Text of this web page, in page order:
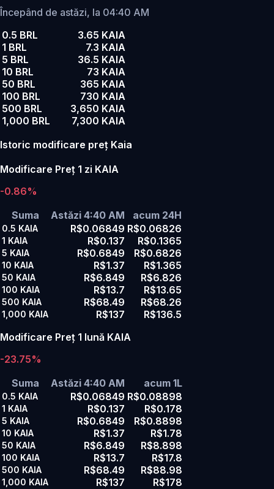
Începând de astăzi, la 04:40 AM
0.5 BRL
3.65 KAIA
1 BRL
7.3 KAIA
5 BRL
36.5 KAIA
10 BRL
73 KAIA
50 BRL
365 KAIA
100 BRL
730 KAIA
500 BRL
3,650 KAIA
1,000 BRL
7,300 KAIA
Istoric modificare preț Kaia
Modificare Preț 1 zi KAIA
-0.86%
Suma
Astăzi 4:40 AM acum 24H
0.5 KAIA R$0.06849 R$0.06826
1 KAIA R$0.137 R$0.1365
5 KAIA R$0.6849 R$0.6826
10 KAIA R$1.37 R$1.365
50 KAIA R$6.849 R$6.826
100 KAIA R$13.7 R$13.65
500 KAIA R$68.49 R$68.26
1,000 KAIA R$137
R$136.5
Modificare Preț 1 lună KAIA
-23.75%
Suma
Astăzi 4:40 AM acum 1L
0.5 KAIA R$0.06849 R$0.08898
1 KAIA R$0.137 R$0.178
5 KAIA R$0.6849 R$0.8898
10 KAIA R$1.37 R$1.78
50 KAIA R$6.849 R$8.898
100 KAIA R$13.7 R$17.8
500 KAIA R$68.49 R$88.98
1,000 KAIA R$137
R$178